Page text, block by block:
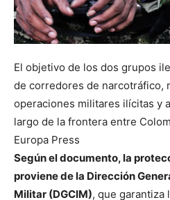
El objetivo de los dos grupos
de corredores de narcotráfico,
operaciones militares ilícitas y
largo de la frontera entre
Europa Press
Según el documento, la
proviene de la Dirección
Militar (DGCIM), que garantiza